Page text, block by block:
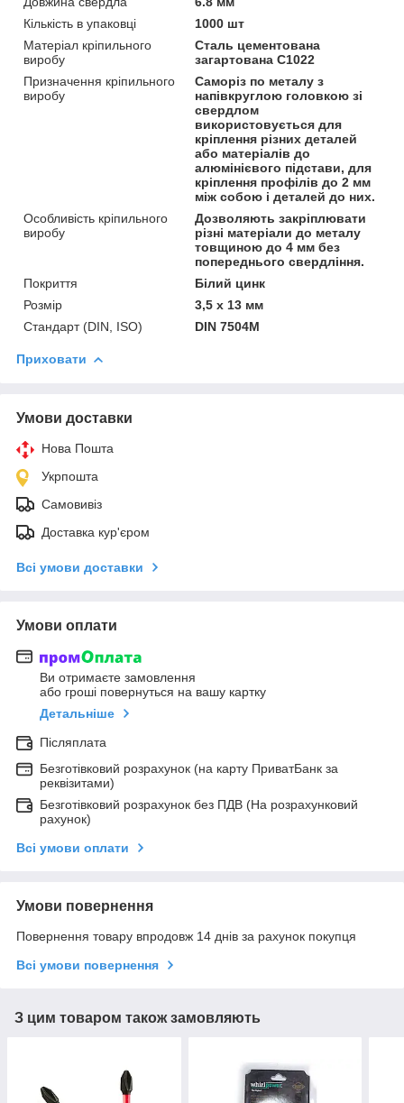
Кількість в упаковці
1000 шт
Матеріал кріпильного
виробу
Сталь цементована
загартована С1022
Призначення кріпильного
виробу
Саморіз по металу з
напівкруглою головкою зі
свердлом
використовується для
кріплення різних деталей
або матеріалів до
алюмінієвого підстави, для
кріплення профілів до 2 мм
між собою і деталей до них.
Особливість кріпильного
виробу
Дозволяють закріплювати
різні матеріали до металу
товщиною до 4 мм без
попереднього свердління.
Покриття
Білий цинк
Розмір
3,5 х 13 мм
Стандарт (DIN, ISO)
DIN 7504M
Приховати
Умови доставки
Нова Пошта
Укрпошта
Самовивіз
Доставка кур'єром
Всі умови доставки
Умови оплати
Ви отримаєте замовлення
або гроші повернуться на вашу картку
Детальніше
Післяплата
Безготівковий розрахунок (на карту ПриватБанк за
реквізитами)
Безготівковий розрахунок без ПДВ (На розрахунковий
рахунок)
Всі умови оплати
Умови повернення
Повернення товару впродовж 14 днів за рахунок покупця
Всі умови повернення
З цим товаром також замовляють